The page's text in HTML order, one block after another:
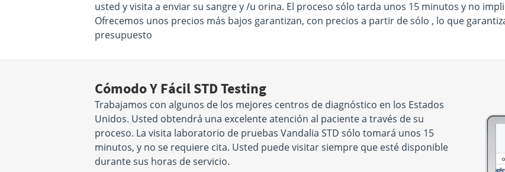
usted y visita a enviar su sangre y /u orina. El proceso sólo tarda unos 15 minutos y no
Ofrecemos unos precios más bajos garantizan, con precios a partir de sólo , lo que
presupuesto
Cómodo Y Fácil STD Testing
Trabajamos con algunos de los mejores centros de diagnóstico en los Estados
Unidos. Usted obtendrá una excelente atención al paciente a través de su
proceso. La visita laboratorio de pruebas Vandalia STD sólo tomará unos 15
minutos, y no se requiere cita. Usted puede visitar siempre que esté disponible
durante sus horas de servicio.